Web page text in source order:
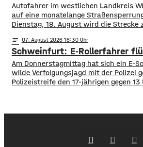
Autofahrer im westlichen Landkreis
auf eine monatelange
Dienstag, 18. August wird die
Staatliche Bauamt an. Die Fahrbahn
werden, sie weist Verdrückungen,
gebrochene Fahrbahnränder auf.
muss erneuert werden. Die Arbeiten
notes 07. August 2026 16:30
Schweinfurt: E-Rollerfahrer
Am Donnerstagmittag hat sich ein E-
wilde Verfolgungsjagd mit der Polizei
Polizeistreife den 17-jährigen gegen